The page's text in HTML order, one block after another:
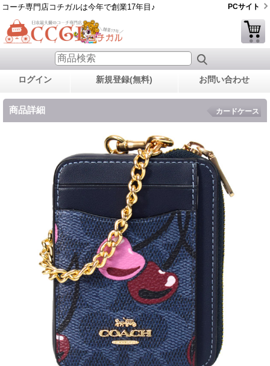
コーチ専門店コチガルは今年で創業17年目♪ PCサイト
ログイン 新規登録(無料) お問い合わせ
商品詳細 カードケース